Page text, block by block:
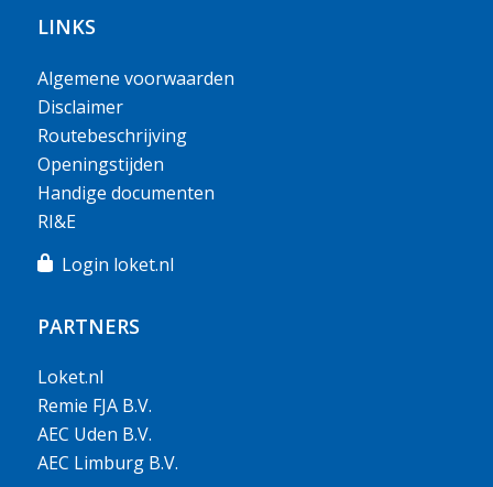
LINKS
Algemene voorwaarden
Disclaimer
Routebeschrijving
Openingstijden
Handige documenten
RI&E
Login loket.nl
PARTNERS
Loket.nl
Remie FJA B.V.
AEC Uden B.V.
AEC Limburg B.V.